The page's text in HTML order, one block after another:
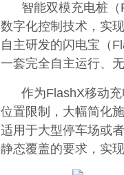
智能双模充电桩
数字化控制技术，实
自主研发的闪电宝（
一套完全自主运行、
作为FlashX移动
位置限制，大幅简化
适用于大型停车场或
静态覆盖的要求，实